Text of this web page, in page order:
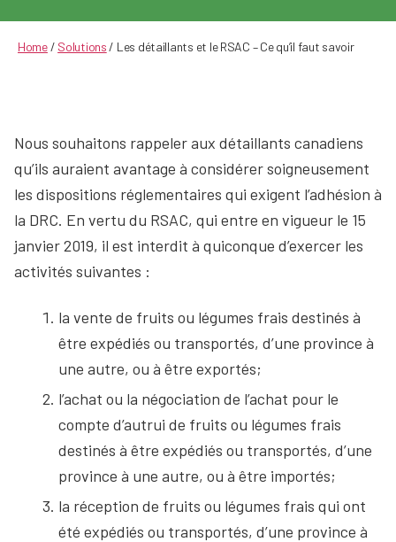
Home/ Solutions / Les détaillants et le RSAC – Ce qu’il faut savoir
Nous souhaitons rappeler aux détaillants canadiens
qu’ils auraient avantage à considérer soigneusement
les dispositions réglementaires qui exigent l’adhésion à
la DRC. En vertu du RSAC, qui entre en vigueur le 15
janvier 2019, il est interdit à quiconque d’exercer les
activités suivantes :
la vente de fruits ou légumes frais destinés à
être expédiés ou transportés, d’une province à
une autre, ou à être exportés;
l’achat ou la négociation de l’achat pour le
compte d’autrui de fruits ou légumes frais
destinés à être expédiés ou transportés, d’une
province à une autre, ou à être importés;
la réception de fruits ou légumes frais qui ont
été expédiés ou transportés, d’une province à